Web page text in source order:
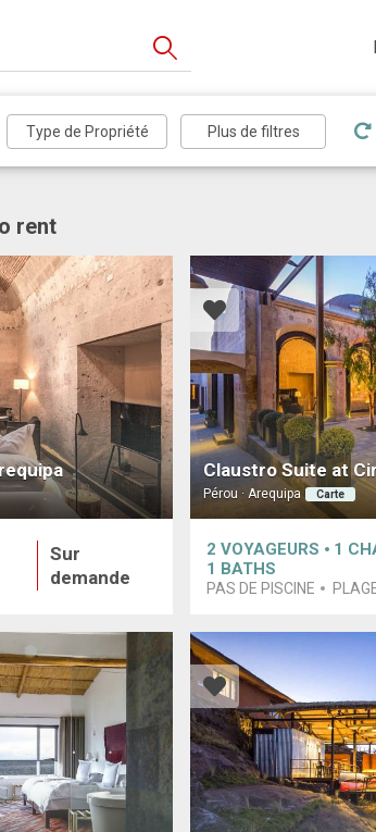
rent
Sur
demande
Claustro Suite at
Pérou · Arequipa Carte
2VOYAGEURS 1
1 BATHS
PAS DE PISCINE